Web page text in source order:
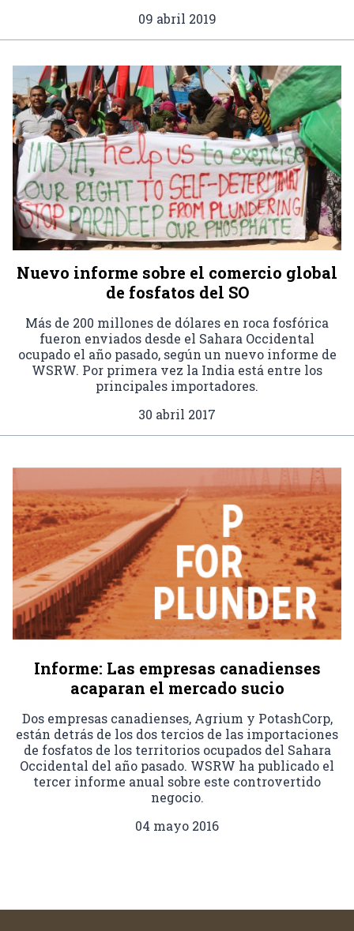
09 abril 2019
Nuevo informe sobre el comercio global
de fosfatos del SO
Más de 200 millones de dólares en roca fosfórica
fueron enviados desde el Sahara Occidental
ocupado el año pasado, según un nuevo informe de
WSRW. Por primera vez la India está entre los
principales importadores.
30 abril 2017
Informe: Las empresas canadienses
acaparan el mercado sucio
Dos empresas canadienses, Agrium y PotashCorp,
están detrás de los dos tercios de las importaciones
de fosfatos de los territorios ocupados del Sahara
Occidental del año pasado. WSRW ha publicado el
tercer informe anual sobre este controvertido
negocio.
04 mayo 2016